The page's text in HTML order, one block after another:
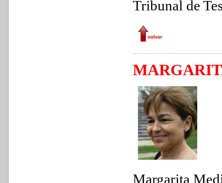
Tribunal de
Margarita